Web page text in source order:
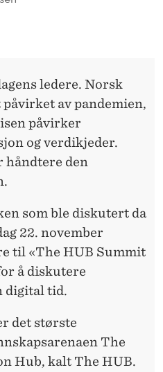
ledere. Norsk
av pandemien,
påvirker
og verdikjeder.
håndtere den
som ble diskutert da
22. november
til «The HUB Summit
å diskutere
digital tid.
det største
The
Hub, kalt The HUB.